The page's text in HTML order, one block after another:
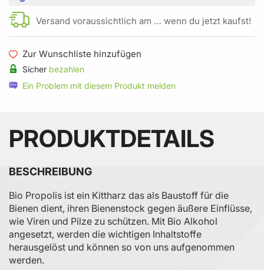
Versand voraussichtlich am … wenn du jetzt kaufst!
Zur Wunschliste hinzufügen
Sicher bezahlen
Ein Problem mit diesem Produkt melden
PRODUKTDETAILS
BESCHREIBUNG
Bio Propolis ist ein Kittharz das als Baustoff für die
Bienen dient, ihren Bienenstock gegen äußere Einflüsse,
wie Viren und Pilze zu schützen. Mit Bio Alkohol
angesetzt, werden die wichtigen Inhaltstoffe
herausgelöst und können so von uns aufgenommen
werden.